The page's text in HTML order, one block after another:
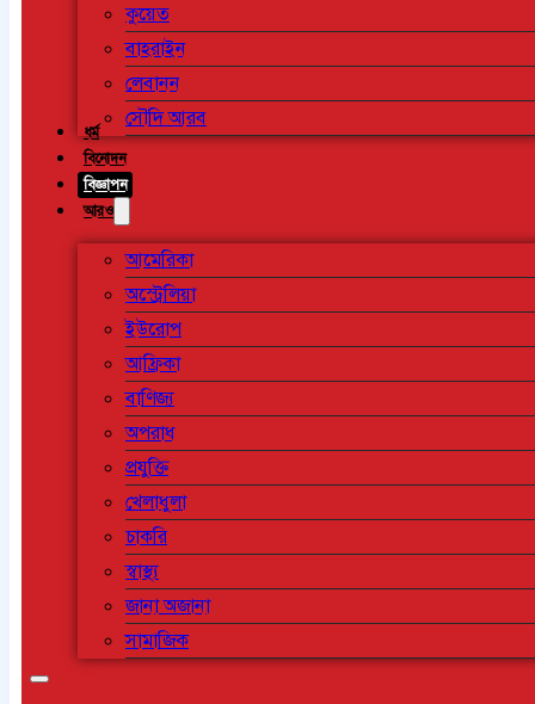
কুয়েত
বাহরাইন
লেবানন
সৌদি আরব
ধর্ম
বিনোদন
বিজ্ঞাপন
আরও
আমেরিকা
অস্ট্রেলিয়া
ইউরোপ
আফ্রিকা
বাণিজ্য
অপরাধ
প্রযুক্তি
খেলাধুলা
চাকরি
স্বাস্থ্য
জানা অজানা
সামাজিক